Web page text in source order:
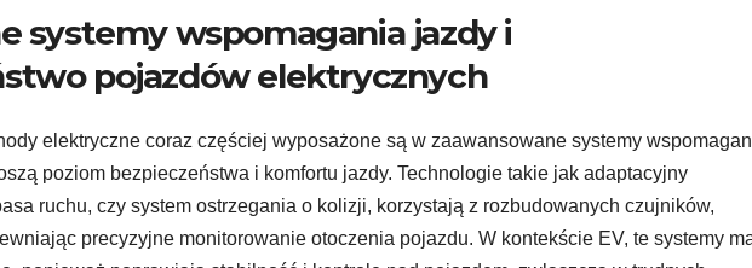
systemy wspomagania jazdy i
pojazdów elektrycznych
elektryczne coraz częściej wyposażone są w zaawansowane systemy
poziom bezpieczeństwa i komfortu jazdy. Technologie takie jak adaptacyjny
ruchu, czy system ostrzegania o kolizji, korzystają z rozbudowanych czujników,
precyzyjne monitorowanie otoczenia pojazdu. W kontekście EV, te systemy